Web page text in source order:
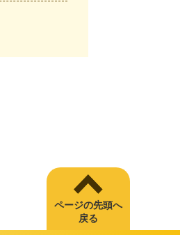
ページの先頭へ
戻る